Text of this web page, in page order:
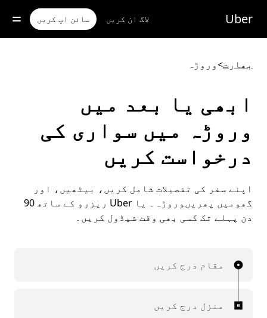
مواد
جائیں
Uber لاگ ان کریں سائن اپ کریں
بھارت>وروڑہ
ابھی یا بعد میں
وروڑہ میں سواری کی
درخواست کریں
اپنے سفر کی تفصیلات شامل کریں، بیٹھیں، اور
گھومیں پھریںوروڑہ۔ یا Uber ریزرو کے ساتھ 90
دن پہلے تک کسی بھی وقت شیڈول کریں۔
مقام درج کریں
منزل درج کریں